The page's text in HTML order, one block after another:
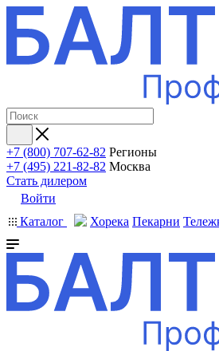
+7 (800) 707-62-82 Регионы
+7 (495) 221-82-82 Москва
Стать дилером
Войти
Каталог
Хорека Пекарни